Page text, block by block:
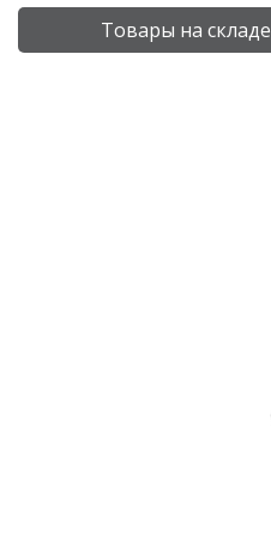
Товары на складе